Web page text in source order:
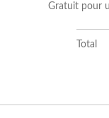
Gratuit pour
Total